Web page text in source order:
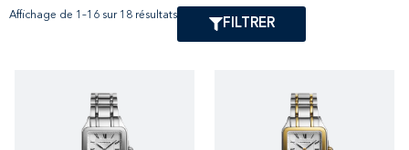
Affichage de 1–16 sur 18 résultats
FILTRER